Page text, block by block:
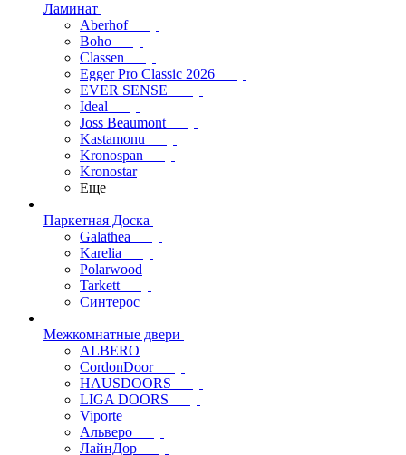
Ламинат
Aberhof
Boho
Classen
Egger Pro Classic 2026
EVER SENSE
Ideal
Joss Beaumont
Kastamonu
Kronospan
Kronostar
Еще
Паркетная Доска
Galathea
Karelia
Polarwood
Tarkett
Синтерос
Межкомнатные двери
ALBERO
CordonDoor
HAUSDOORS
LIGA DOORS
Viporte
Альверо
ЛайнДор